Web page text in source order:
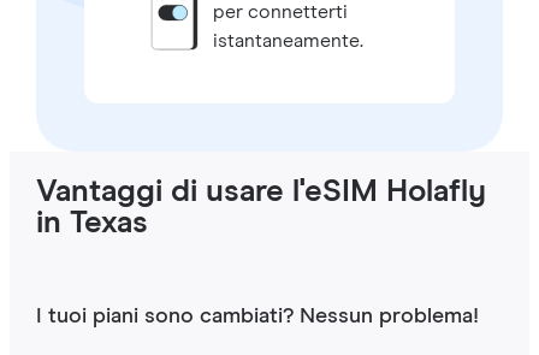
per connetterti
istantaneamente.
Vantaggi di usare l'eSIM Holafly
in Texas
I tuoi piani sono cambiati? Nessun problema!